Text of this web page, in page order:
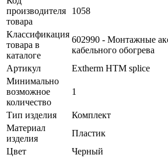
производителя
товара
1058
Классификация
товара в
каталоге
602990 - Монтажные
кабельного обогрева
Артикул
Extherm HTM splice
Минимально
возможное
количество
1
Тип изделия
Комплект
Материал
изделия
Пластик
Цвет
Черный